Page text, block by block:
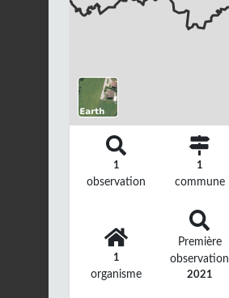
1
observation
1
commune
1
organisme
Première
observation
2021